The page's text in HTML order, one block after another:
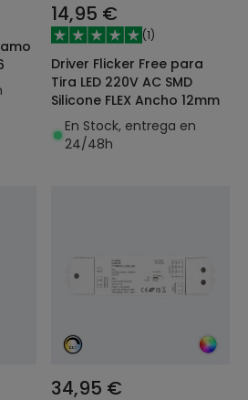
14,95 €
(1)
Driver Flicker Free para
Tira LED 220V AC SMD
Silicone FLEX Ancho 12mm
En Stock, entrega en
24/48h
34,95 €